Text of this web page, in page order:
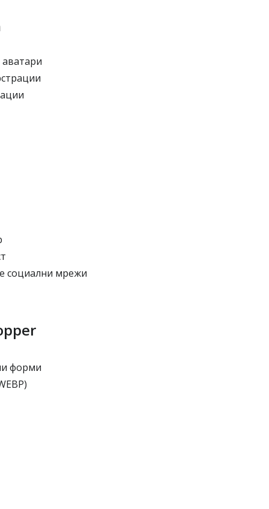
социални мрежи
форми